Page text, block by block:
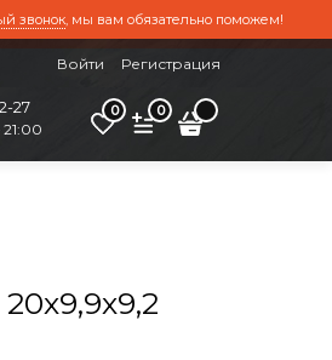
звонок, мы вам обязательно поможем!
Войти Регистрация
27
21:00
0 0